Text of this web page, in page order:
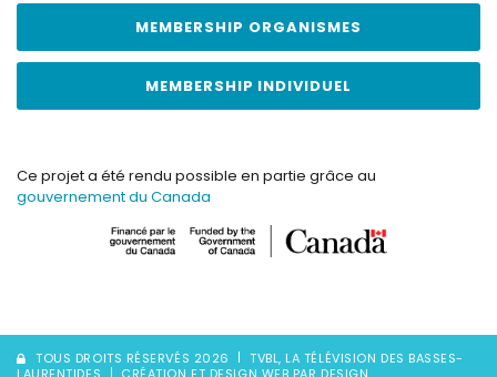
MEMBERSHIP ORGANISMES
MEMBERSHIP INDIVIDUEL
Ce projet a été rendu possible en partie grâce au
gouvernement du Canada
TOUS DROITS RÉSERVÉS 2026
TVBL, LA TÉLÉVISION DES BASSES-